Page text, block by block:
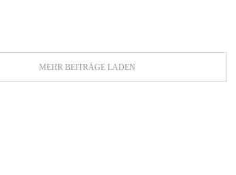
MEHR BEITRÄGE LADEN